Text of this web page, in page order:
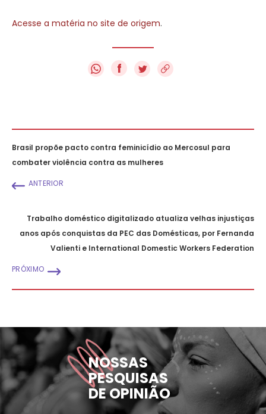
Acesse a matéria no site de origem.
f
Brasil propõe pacto contra feminicídio ao Mercosul para
combater violência contra as mulheres
ANTERIOR
Trabalho doméstico digitalizado atualiza velhas injustiças
anos após conquistas da PEC das Domésticas, por Fernanda
Valienti e International Domestic Workers Federation
PRÓXIMO
NOSSAS
PESQUISAS
DE OPINIÃO